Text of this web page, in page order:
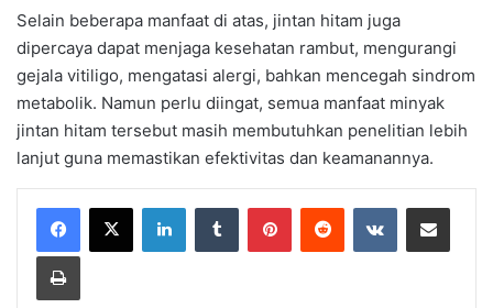
Selain beberapa manfaat di atas, jintan hitam juga
dipercaya dapat menjaga kesehatan rambut, mengurangi
gejala vitiligo, mengatasi alergi, bahkan mencegah sindrom
metabolik. Namun perlu diingat, semua manfaat minyak
jintan hitam tersebut masih membutuhkan penelitian lebih
lanjut guna memastikan efektivitas dan keamanannya.